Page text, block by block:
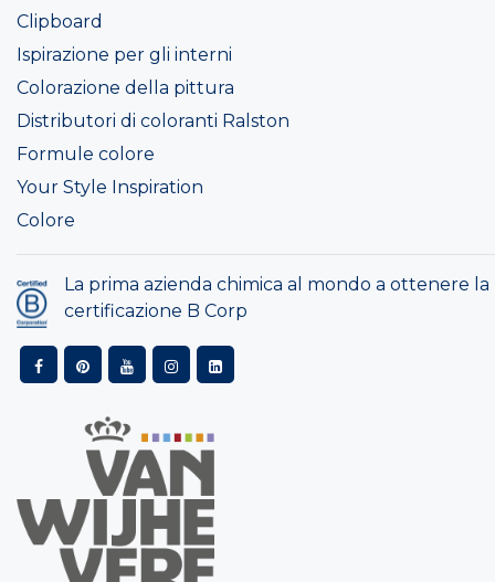
Clipboard
Ispirazione per gli interni
Colorazione della pittura
Distributori di coloranti Ralston
Formule colore
Your Style Inspiration
Colore
La prima azienda chimica al mondo a ottenere la
certificazione B Corp